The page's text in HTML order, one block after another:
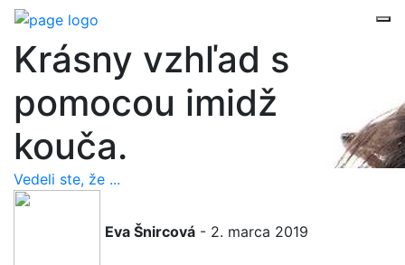
Krásny vzhľad s
pomocou imidž
kouča.
Vedeli ste, že ...
Eva Šnircová - 2. marca 2019